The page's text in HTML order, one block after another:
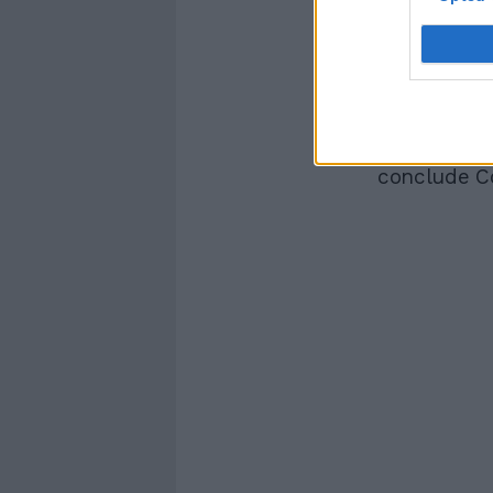
fatto per
accordo
lo
conclude